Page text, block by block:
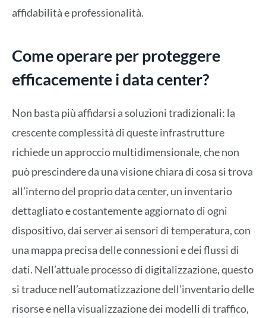
affidabilità e professionalità.
Come operare per proteggere
efficacemente i data center?
Non basta più affidarsi a soluzioni tradizionali: la
crescente complessità di queste infrastrutture
richiede un approccio multidimensionale, che non
può prescindere da una visione chiara di cosa si trova
all’interno del proprio data center, un inventario
dettagliato e costantemente aggiornato di ogni
dispositivo, dai server ai sensori di temperatura, con
una mappa precisa delle connessioni e dei flussi di
dati. Nell’attuale processo di digitalizzazione, questo
si traduce nell’automatizzazione dell’inventario delle
risorse e nella visualizzazione dei modelli di traffico,